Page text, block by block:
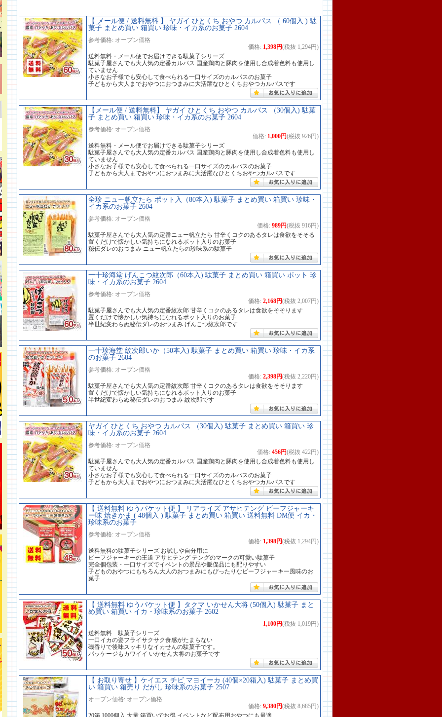
【 メール便 / 送料無料 】 ヤガイ ひとくち おやつ カルパス （ 60個入 ) 駄
菓子 まとめ買い 箱買い 珍味・イカ系のお菓子 2604
参考価格: オープン価格
価格: 1,398円(税抜 1,294円)
送料無料・メール便でお届けできる駄菓子シリーズ
駄菓子屋さんでも大人気の定番カルパス 国産鶏肉と豚肉を使用し合成着色料も使用し
ていません
小さなお子様でも安心して食べられる一口サイズのカルパスのお菓子
子どもから大人までおやつにおつまみに大活躍なひとくちおやつカルパスです
【メール便 / 送料無料】 ヤガイ ひとくち おやつ カルパス （30個入) 駄菓
子 まとめ買い 箱買い 珍味・イカ系のお菓子 2604
参考価格: オープン価格
価格: 1,000円(税抜 926円)
送料無料・メール便でお届けできる駄菓子シリーズ
駄菓子屋さんでも大人気の定番カルパス 国産鶏肉と豚肉を使用し合成着色料も使用し
ていません
小さなお子様でも安心して食べられる一口サイズのカルパスのお菓子
子どもから大人までおやつにおつまみに大活躍なひとくちおやつカルパスです
全珍 ニュー帆立たら ポット入（80本入) 駄菓子 まとめ買い 箱買い 珍味・
イカ系のお菓子 2604
参考価格: オープン価格
価格: 989円(税抜 916円)
駄菓子屋さんでも大人気の定番ニュー帆立たら 甘辛くコクのあるタレは食欲をそそる
置くだけで懐かしい気持ちになれるポット入りのお菓子
秘伝ダレのおつまみ ニュー帆立たらの珍味系の駄菓子
一十珍海堂 げんこつ紋次郎（60本入) 駄菓子 まとめ買い 箱買い ポット 珍
味・イカ系のお菓子 2604
参考価格: オープン価格
価格: 2,168円(税抜 2,007円)
駄菓子屋さんでも大人気の定番紋次郎 甘辛くコクのあるタレは食欲をそそります
置くだけで懐かしい気持ちになれるポット入りのお菓子
半世紀変わらぬ秘伝ダレのおつまみ げんこつ紋次郎です
一十珍海堂 紋次郎いか（50本入) 駄菓子 まとめ買い 箱買い 珍味・イカ系
のお菓子 2604
参考価格: オープン価格
価格: 2,398円(税抜 2,220円)
駄菓子屋さんでも大人気の定番紋次郎 甘辛くコクのあるタレは食欲をそそります
置くだけで懐かしい気持ちになれるポット入りのお菓子
半世紀変わらぬ秘伝ダレのおつまみ 紋次郎です
ヤガイ ひとくち おやつ カルパス （30個入) 駄菓子 まとめ買い 箱買い 珍
味・イカ系のお菓子 2604
参考価格: オープン価格
価格: 456円(税抜 422円)
駄菓子屋さんでも大人気の定番カルパス 国産鶏肉と豚肉を使用し合成着色料も使用し
ていません
小さなお子様でも安心して食べられる一口サイズのカルパスのお菓子
子どもから大人までおやつにおつまみに大活躍なひとくちおやつカルパスです
【 送料無料 ゆうパケット便 】 リアライズ アサヒテング ビーフジャーキ
ー味 焼きかま ( 48個入 ) 駄菓子 まとめ買い 箱買い 送料無料 DM便 イカ・
珍味系のお菓子
参考価格: オープン価格
価格: 1,398円(税抜 1,294円)
送料無料の駄菓子シリーズ お試しや自分用に
ビーフジャーキーの王道 アサヒテング テングのマークの可愛い駄菓子
完全個包装・一口サイズでイベントの景品や販促品にも配りやすい
子どものおやつにもちろん大人のおつまみにもぴったりなビーフジャーキー風味のお
菓子
【 送料無料 ゆうパケット便 】タクマ いかせん大将 (50個入) 駄菓子 まと
め買い 箱買い イカ・珍味系のお菓子 2602
1,100円(税抜 1,019円)
送料無料 駄菓子シリーズ
一口イカの姿フライサクサク食感がたまらない
磯香りで後味スッキリなイカせんの駄菓子です。
パッケージもカワイイ いかせん大将のお菓子です
【 お取り寄せ 】ケイエス チビ マヨイーカ (40個×20箱入) 駄菓子 まとめ買
い 箱買い 箱売り だがし 珍味系のお菓子 2507
オープン価格: オープン価格
価格: 9,380円(税抜 8,685円)
20箱 1000個入 大量 箱買いでお得 イベントなど配布用おやつにも最適